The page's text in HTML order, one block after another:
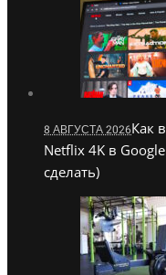
8 АВГУСТА 2026Как
Netflix 4K в
сделать)